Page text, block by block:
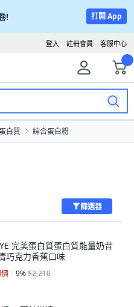
! 打開 App
客服中心
註冊會員
登入
白質 綜合蛋白粉
篩選器
完美蛋白質蛋白質能量奶昔
巧克力香蕉口味
9%$2,210